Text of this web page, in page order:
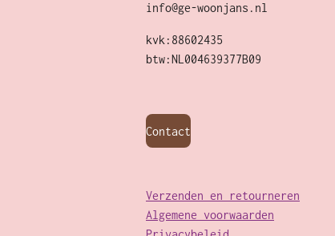
info@ge-woonjans.nl
kvk:88602435
btw:NL004639377B09
Contact
Verzenden en retourneren
Algemene voorwaarden